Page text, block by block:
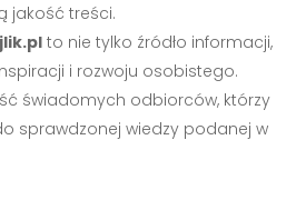
jakość treści.
to nie tylko źródło informacji,
i rozwoju osobistego.
świadomych odbiorców, którzy
sprawdzonej wiedzy podanej w